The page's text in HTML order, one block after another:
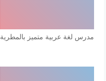
مدرس لغة عربية متميز بالمطرية